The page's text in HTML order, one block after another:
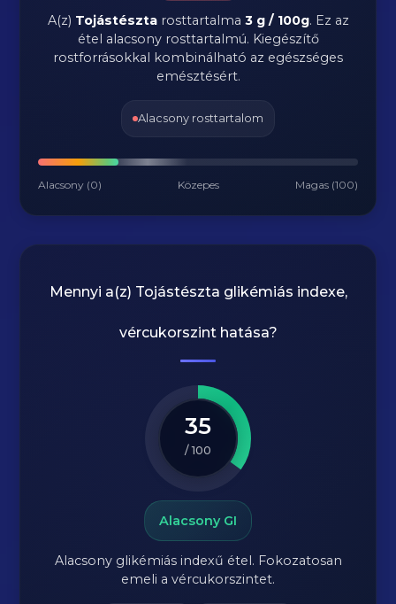
A(z) Tojástésztarosttartalma 3 g / 100g. Ez az
étel alacsony rosttartalmú. Kiegészítő
rostforrásokkal kombinálható az egészséges
emésztésért.
Alacsony rosttartalom
Alacsony (0) Közepes Magas (100)
Mennyi a(z) Tojástészta glikémiás indexe,
vércukorszint hatása?
35
/ 100
Alacsony GI
Alacsony glikémiás indexű étel. Fokozatosan
emeli a vércukorszintet.